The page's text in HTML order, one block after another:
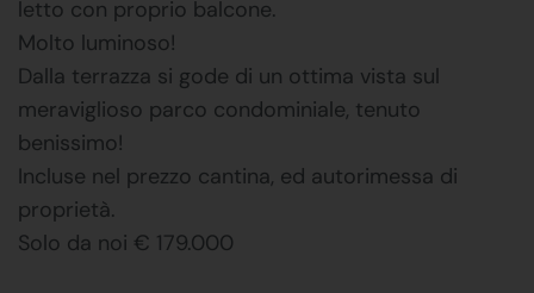
letto con proprio balcone.
Molto luminoso!
Dalla terrazza si gode di un ottima vista sul
meraviglioso parco condominiale, tenuto
benissimo!
Incluse nel prezzo cantina, ed autorimessa di
proprietà.
Solo da noi € 179.000